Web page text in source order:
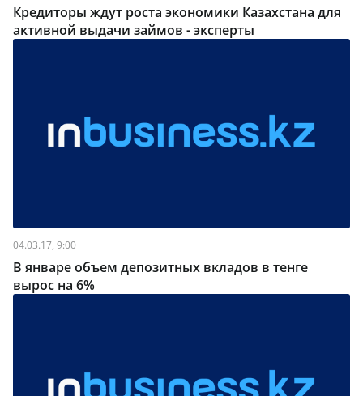
Кредиторы ждут роста экономики Казахстана для
активной выдачи займов - эксперты
04.03.17, 9:00
В январе объем депозитных вкладов в тенге
вырос на 6%